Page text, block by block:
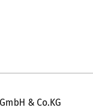
& Co.KG